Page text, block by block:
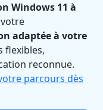
Windows 11 à
adaptée à votre
flexibles,
reconnue.
parcours dès